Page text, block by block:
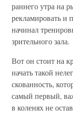
раннего утра на
рекламировать и
начинал
зрительного зала.
Вот он стоит на
начать такой
скованность,
самый первый,
в коленях не